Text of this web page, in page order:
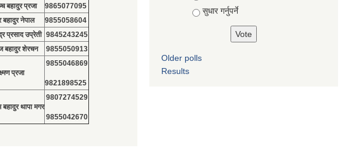
बहादुर प्रजा
9865077095
बहादुर नेपाल
9855058604
प्रसाद उप्रेती 9845243245
बहादुर शेरचन 9855050913
प्रजा
9855046869
9821898525
बहादुर थापा मगर
9807274529
9855042670
सुधार गर्नुपर्ने
Older polls
Results